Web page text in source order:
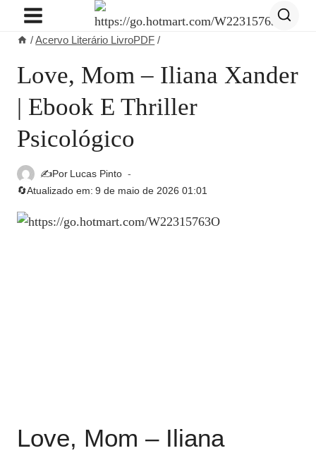
Pular
Conteúdo
/Acervo Literário LivroPDF /
Love, Mom – Iliana Xander
| Ebook E Thriller
Psicológico
✍️Por Lucas Pinto
🔄Atualizado em: 9 de maio de 2026 01:01
Love, Mom – Iliana